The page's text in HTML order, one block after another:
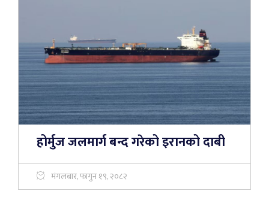
होर्मुज जलमार्ग बन्द गरेको इरानको दाबी
मंगलबार, फागुन १९, २०८२